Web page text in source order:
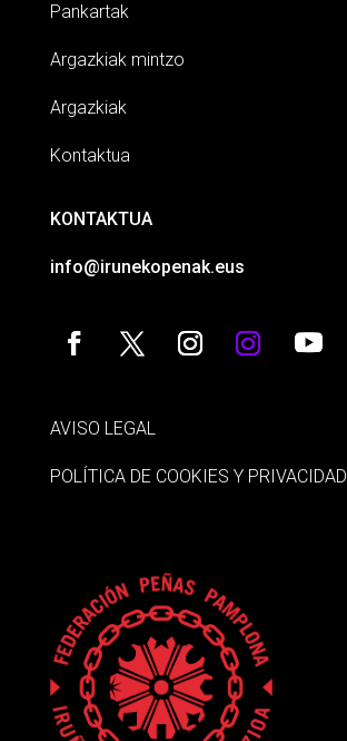
Pankartak
Argazkiak mintzo
Argazkiak
Kontaktua
KONTAKTUA
info@irunekopenak.eus
AVISO LEGAL
POLÍTICA DE COOKIES Y PRIVACIDAD